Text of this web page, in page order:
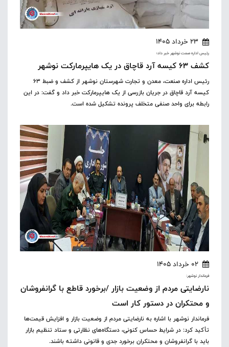
23 خرداد 1405
رئیس اداره صمت نوشهر خبر داد؛
کشف ۶۳ کیسه آرد قاچاق در یک هایپرمارکت نوشهر
رئیس اداره صنعت، معدن و تجارت شهرستان نوشهر از کشف و ضبط ۶۳
کیسه آرد قاچاق در جریان بازرسی از یک هایپرمارکت خبر داد و گفت: در این
رابطه برای واحد صنفی متخلف پرونده تشکیل شده است.
02 خرداد 1405
فرماندار نوشهر:
نارضایتی مردم از وضعیت بازار /برخورد قاطع با گرانفروشان
و محتکران در دستور کار است
فرماندار نوشهر با اشاره به نارضایتی مردم از وضعیت بازار و افزایش قیمت‌ها
تأکید کرد: در شرایط حساس کنونی، دستگاه‌های نظارتی و ستاد تنظیم بازار
باید با گرانفروشان و محتکران برخورد جدی و قانونی داشته باشند.